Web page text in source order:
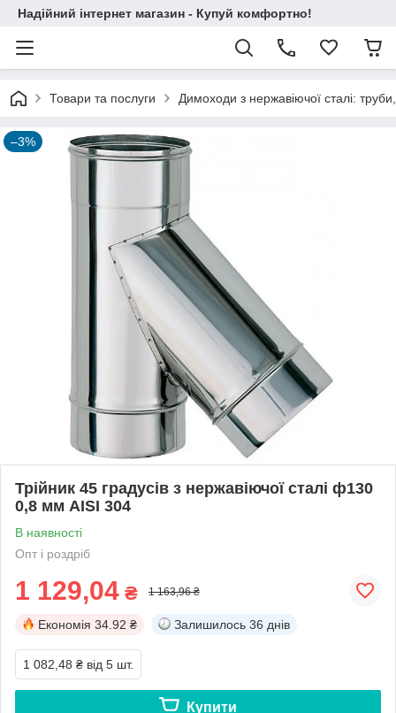
Надійний інтернет магазин - Купуй комфортно!
Товари та послуги Димоходи з нержавіючої сталі:
–3%
Трійник 45 градусів з нержавіючої сталі ф130
0,8 мм AISI 304
В наявності
Опт і роздріб
1 129,04 ₴ 1 163,96 ₴
Економія 34.92 ₴ Залишилось 36 днів
1 082,48 ₴ від 5 шт.
Купити